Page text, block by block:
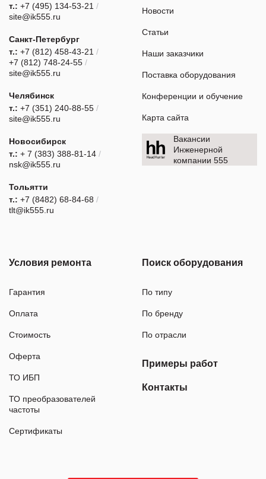
т.: +7 (495) 134-53-21 /
site@ik555.ru
Санкт-Петербург
т.: +7 (812) 458-43-21 /
+7 (812) 748-24-55 /
site@ik555.ru
Челябинск
т.: +7 (351) 240-88-55 /
site@ik555.ru
Новосибирск
т.: + 7 (383) 388-81-14 /
nsk@ik555.ru
Тольятти
т.: +7 (8482) 68-84-68 /
tlt@ik555.ru
Новости
Статьи
Наши заказчики
Поставка оборудования
Конференции и обучение
Карта сайта
Вакансии
Инженерной
компании 555
Условия ремонта
Гарантия
Оплата
Стоимость
Оферта
ТО ИБП
ТО преобразователей
частоты
Сертификаты
Поиск оборудования
По типу
По бренду
По отрасли
Примеры работ
Контакты